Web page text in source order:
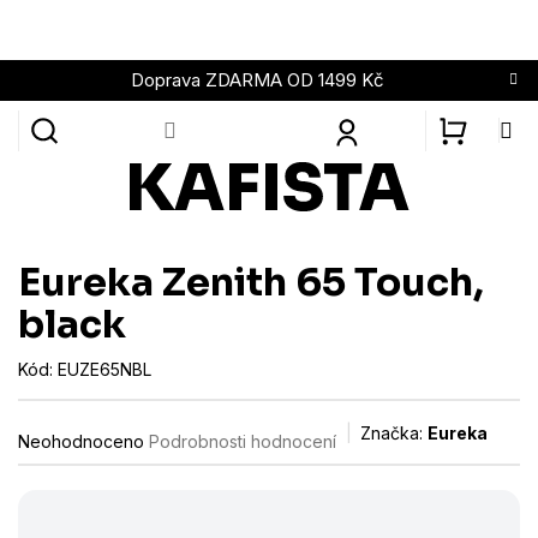
obsah
Doprava ZDARMA OD 1499 Kč
Eureka Zenith 65 Touch,
black
Kód: EUZE65NBL
Průměrné
hodnocení
Neohodnoceno Podrobnosti hodnocení Značka: Eureka